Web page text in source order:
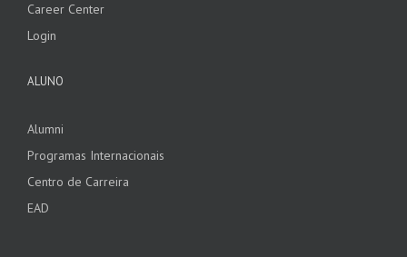
Career Center
Login
ALUNO
Alumni
Programas Internacionais
Centro de Carreira
EAD